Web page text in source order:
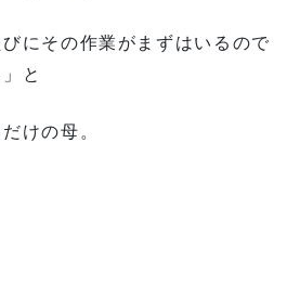
にその作業がまずはいるので
と
けの母。